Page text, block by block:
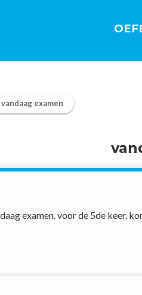
vandaag examen
examen. voor de 5de keer.